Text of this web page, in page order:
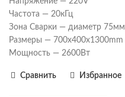
Частота — 20кГц
Зона Сварки — диаметр 75мм
Размеры — 700x400x1300mm
Мощность — 2600Вт
Сравнить Избранное